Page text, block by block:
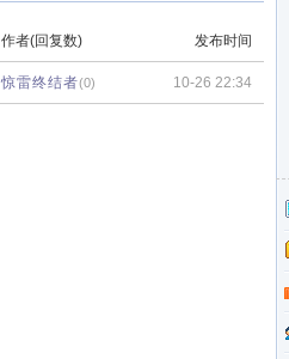
作者(回复数) 发布时间
惊雷终结者(0) 10-26 22:34